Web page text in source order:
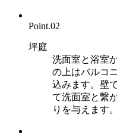
Point.02
坪庭
洗面室と浴室
の上はバルコ
込みます。壁
て洗面室と繋
りを与えます。